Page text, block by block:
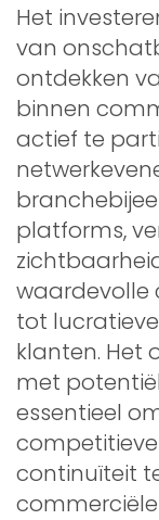
Het
van
ontdekken
binnen
actief te
platforms,
waardevolle
tot
klanten. Het
met
essentieel
competitieve
continuïteit